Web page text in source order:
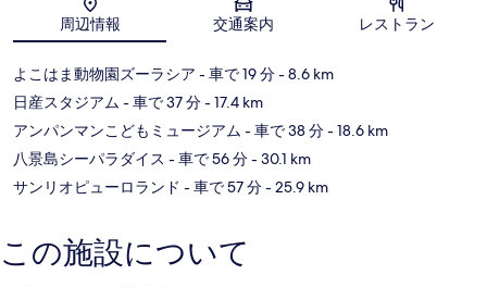
地図
周辺情報 交通案内 レストラン
よこはま動物園ズーラシア - 車で 19 分- 8.6 km
日産スタジアム - 車で 37 分- 17.4 km
アンパンマンこどもミュージアム - 車で 38 分- 18.6 km
八景島シーパラダイス - 車で 56 分- 30.1 km
サンリオピューロランド - 車で 57 分- 25.9 km
この施設について